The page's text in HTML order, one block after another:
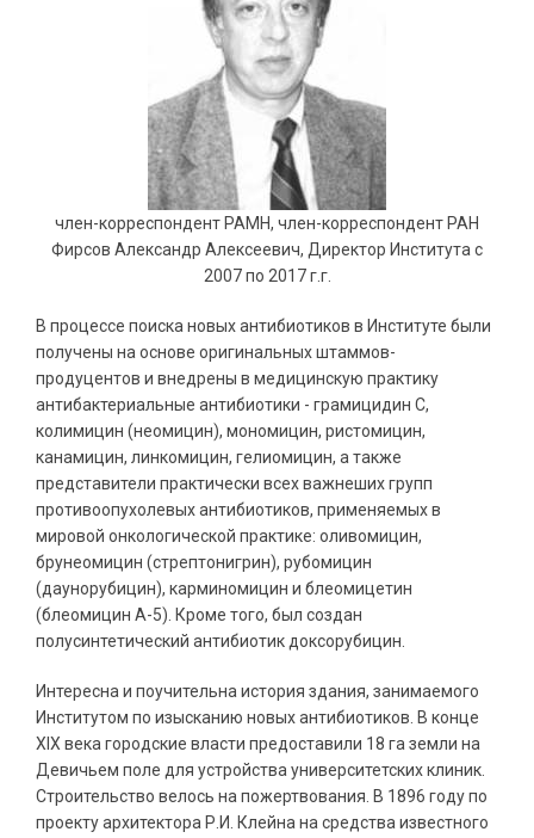
член-корреспондент РАМН, член-корреспондент РАН
Фирсов Александр Алексеевич, Директор Института с
2007 по 2017 г.г.
В процессе поиска новых антибиотиков в Институте были
получены на основе оригинальных штаммов-
продуцентов и внедрены в медицинскую практику
антибактериальные антибиотики - грамицидин С,
колимицин (неомицин), мономицин, ристомицин,
канамицин, линкомицин, гелиомицин, а также
представители практически всех важнеших групп
противоопухолевых антибиотиков, применяемых в
мировой онкологической практике: оливомицин,
брунеомицин (стрептонигрин), рубомицин
(даунорубицин), карминомицин и блеомицетин
(блеомицин А-5). Кроме того, был создан
полусинтетический антибиотик доксорубицин.
Интересна и поучительна история здания, занимаемого
Институтом по изысканию новых антибиотиков. В конце
ХIХ века городские власти предоставили 18 га земли на
Девичьем поле для устройства университетских клиник.
Строительство велось на пожертвования. В 1896 году по
проекту архитектора Р.И. Клейна на средства известного